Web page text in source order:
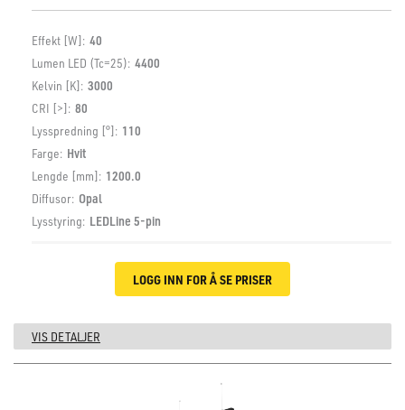
Effekt [W]: 40
Lumen LED (Tc=25): 4400
Kelvin [K]: 3000
CRI [>]: 80
Lysspredning [°]: 110
Farge: Hvit
Lengde [mm]: 1200.0
Diffusor: Opal
Lysstyring: LEDLine 5-pin
LOGG INN FOR Å SE PRISER
VIS DETALJER